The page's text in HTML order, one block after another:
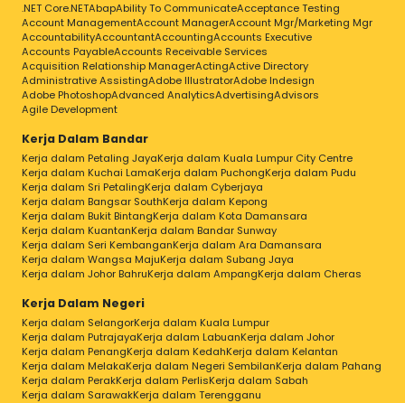
.NET Core.NETAbapAbility To CommunicateAcceptance Testing
Account ManagementAccount ManagerAccount Mgr/Marketing Mgr
AccountabilityAccountantAccountingAccounts Executive
Accounts PayableAccounts Receivable Services
Acquisition Relationship ManagerActingActive Directory
Administrative AssistingAdobe IllustratorAdobe Indesign
Adobe PhotoshopAdvanced AnalyticsAdvertisingAdvisors
Agile Development
Kerja Dalam Bandar
Kerja dalam Petaling JayaKerja dalam Kuala Lumpur City Centre
Kerja dalam Kuchai LamaKerja dalam PuchongKerja dalam Pudu
Kerja dalam Sri PetalingKerja dalam Cyberjaya
Kerja dalam Bangsar SouthKerja dalam Kepong
Kerja dalam Bukit BintangKerja dalam Kota Damansara
Kerja dalam KuantanKerja dalam Bandar Sunway
Kerja dalam Seri KembanganKerja dalam Ara Damansara
Kerja dalam Wangsa MajuKerja dalam Subang Jaya
Kerja dalam Johor BahruKerja dalam AmpangKerja dalam Cheras
Kerja Dalam Negeri
Kerja dalam SelangorKerja dalam Kuala Lumpur
Kerja dalam PutrajayaKerja dalam LabuanKerja dalam Johor
Kerja dalam PenangKerja dalam KedahKerja dalam Kelantan
Kerja dalam MelakaKerja dalam Negeri SembilanKerja dalam Pahang
Kerja dalam PerakKerja dalam PerlisKerja dalam Sabah
Kerja dalam SarawakKerja dalam Terengganu